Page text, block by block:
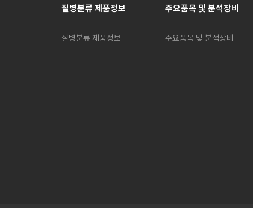
질병분류 제품정보
질병분류 제품정보
주요품목 및 분석장비
주요품목 및 분석장비